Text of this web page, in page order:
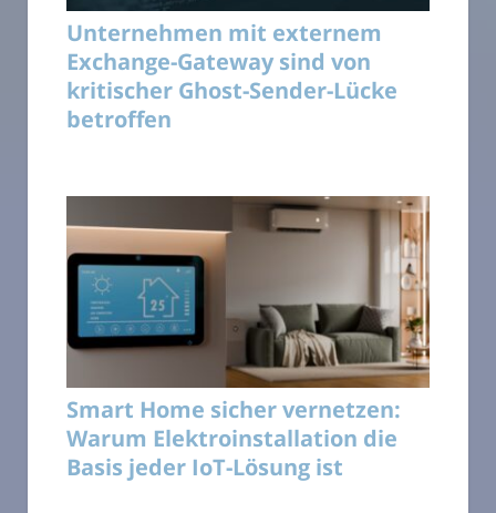
Unternehmen mit externem
Exchange-Gateway sind von
kritischer Ghost-Sender-Lücke
betroffen
Smart Home sicher vernetzen:
Warum Elektroinstallation die
Basis jeder IoT-Lösung ist